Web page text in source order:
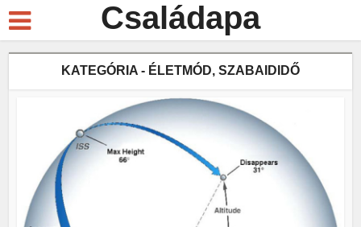
Családapa
KATEGÓRIA - ÉLETMÓD, SZABAIDIDŐ